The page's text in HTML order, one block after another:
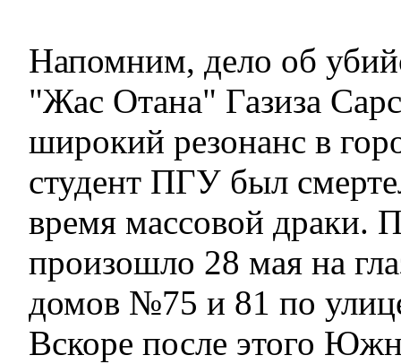
Напомним, дело об
"Жас Отана" Газиза
широкий резонанс в
студент ПГУ был
время массовой драки.
произошло 28 мая на
домов №75 и 81 по
Вскоре после этого